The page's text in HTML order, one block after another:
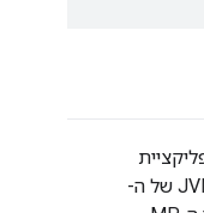
Node.js לא פועלת יותר ב-JVM של ה-